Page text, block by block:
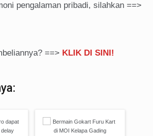
pengalaman pribadi, silahkan ==>
==> KLIK DI SINI!